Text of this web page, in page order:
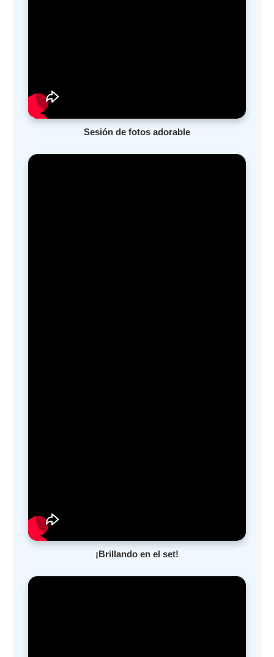
Sesión de fotos adorable
¡Brillando en el set!